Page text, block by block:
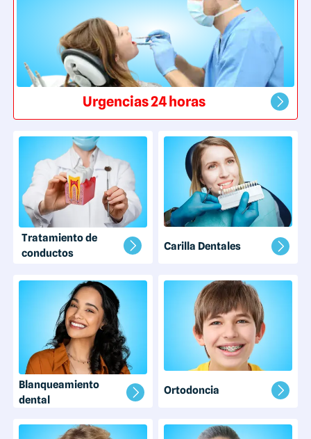
Urgencias 24 horas
Tratamiento de
conductos
Carilla Dentales
Blanqueamiento
dental
Ortodoncia